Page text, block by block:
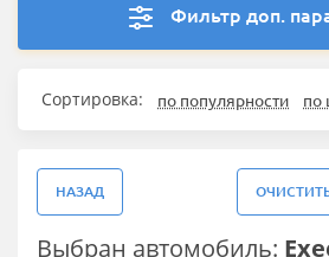
Фильтр доп.
Сортировка: по популярности по
НАЗАД
Выбран автомобиль: